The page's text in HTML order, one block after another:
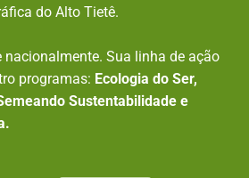
do Alto Tietê.
Sua linha de ação
programas: Ecologia do Ser,
Sustentabilidade e